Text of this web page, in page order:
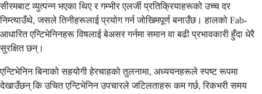
सीरमबाट व्युत्पन्न भएका थिए र गम्भीर एलर्जी प्रतिक्रियाहरूको उच्च दर
निम्त्याउँथे, जसले तिनीहरूलाई प्रयोग गर्न जोखिमपूर्ण बनाउँछ। हालको Fab-
आधारित एन्टिभेनिनहरू विषलाई बेअसर गर्नमा समान वा बढी प्रभावकारी हुँदा धेरै
सुरक्षित छन्।
एन्टिभेनिन बिनाको सहयोगी हेरचाहको तुलनामा, अध्ययनहरूले स्पष्ट रूपमा
देखाउँछन् कि उचित एन्टिभेनिन उपचारले जटिलताहरू कम गर्छ, रिकभरी समय